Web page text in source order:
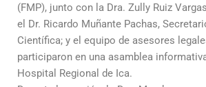
(FMP), junto con la Dra. Zully Ruiz
el Dr. Ricardo Muñante Pachas,
Científica; y el equipo de asesores
participaron en una asamblea
Hospital Regional de Ica.